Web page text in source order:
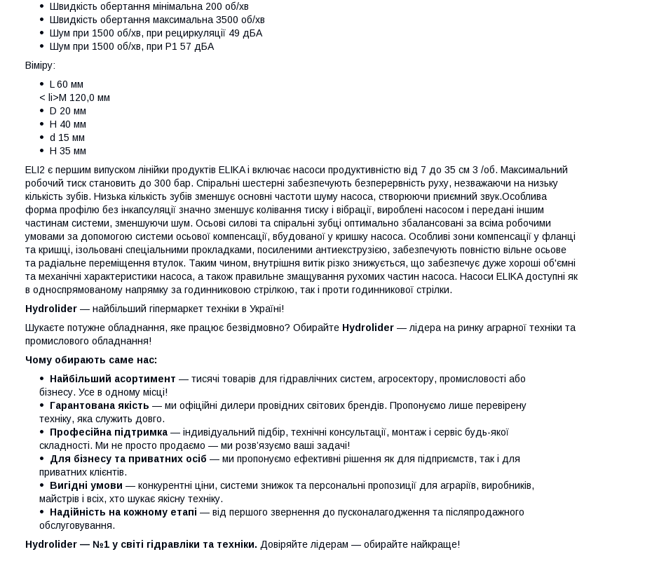
Швидкість обертання мінімальна 200 об/хв
Швидкість обертання максимальна 3500 об/хв
Шум при 1500 об/хв, при рециркуляції 49 дБА
Шум при 1500 об/хв, при P1 57 дБА
Віміру:
L 60 мм
< li>M 120,0 мм
D 20 мм
H 40 мм
d 15 мм
H 35 мм
ELI2 є першим випуском лінійки продуктів ELIKA і включає насоси продуктивністю від 7 до 35 см 3 /об. Максимальний
робочий тиск становить до 300 бар. Спіральні шестерні забезпечують безперервність руху, незважаючи на низьку
кількість зубів. Низька кількість зубів зменшує основні частоти шуму насоса, створюючи приємний звук.Особлива
форма профілю без інкапсуляції значно зменшує колівання тиску і вібрації, вироблені насосом і передані іншим
частинам системи, зменшуючи шум. Осьові силові та спіральні зубці оптимально збалансовані за всіма робочими
умовами за допомогою системи осьової компенсації, вбудованої у кришку насоса. Особливі зони компенсації у фланці
та кришці, ізольовані спеціальними прокладками, посиленими антиекструзією, забезпечують повністю вільне осьове
та радіальне переміщення втулок. Таким чином, внутрішня витік різко знижується, що забезпечує дуже хороші об'ємні
та механічні характеристики насоса, а також правильне змащування рухомих частин насоса. Насоси ELIKA доступні як
в односпрямованому напрямку за годинниковою стрілкою, так і проти годинникової стрілки.
Hydrolider — найбільший гіпермаркет техніки в Україні!
Шукаєте потужне обладнання, яке працює безвідмовно? Обирайте Hydrolider — лідера на ринку аграрної техніки та
промислового обладнання!
Чому обирають саме нас:
Найбільший асортимент — тисячі товарів для гідравлічних систем, агросектору, промисловості або
бізнесу. Усе в одному місці!
Гарантована якість — ми офіційні дилери провідних світових брендів. Пропонуємо лише перевірену
техніку, яка служить довго.
Професійна підтримка — індивідуальний підбір, технічні консультації, монтаж і сервіс будь-якої
складності. Ми не просто продаємо — ми розв’язуємо ваші задачі!
Для бізнесу та приватних осіб — ми пропонуємо ефективні рішення як для підприємств, так і для
приватних клієнтів.
Вигідні умови — конкурентні ціни, системи знижок та персональні пропозиції для аграріїв, виробників,
майстрів і всіх, хто шукає якісну техніку.
Надійність на кожному етапі — від першого звернення до пусконалагодження та післяпродажного
обслуговування.
Hydrolider — №1 у світі гідравліки та техніки. Довіряйте лідерам — обирайте найкраще!